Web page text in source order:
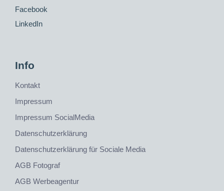
Facebook
LinkedIn
Info
Kontakt
Impressum
Impressum SocialMedia
Datenschutzerklärung
Datenschutzerklärung für Sociale Media
AGB Fotograf
AGB Werbeagentur